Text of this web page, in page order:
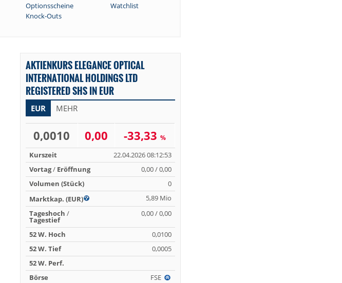
Optionsscheine
Watchlist
Knock-Outs
AKTIENKURS ELEGANCE OPTICAL
INTERNATIONAL HOLDINGS LTD
REGISTERED SHS IN EUR
EUR MEHR
0,0010 0,00 -33,33 %
Kurszeit
22.04.2026 08:12:53
Vortag/ Eröffnung
0,00 / 0,00
Volumen (Stück)
0
Marktkap. (EUR)
5,89 Mio
Tageshoch /
Tagestief
0,00 / 0,00
52 W. Hoch
0,0100
52 W. Tief
0,0005
52 W. Perf.
Börse
FSE